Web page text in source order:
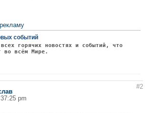
событий
всех горячих новостях и событий, что
во всём Мире.
pm
#2